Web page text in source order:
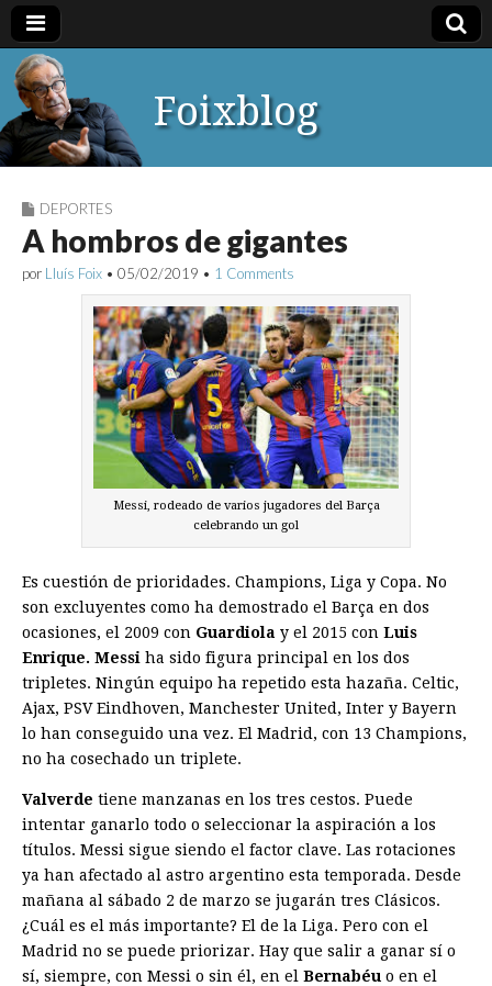
Foixblog
DEPORTES
A hombros de gigantes
por Lluís Foix • 05/02/2019 • 1 Comments
Messi, rodeado de varios jugadores del Barça
celebrando un gol
Es cuestión de prioridades. Champions, Liga y Copa. No
son excluyentes como ha demostrado el Barça en dos
ocasiones, el 2009 con Guardiola y el 2015 con Luis
Enrique. Messi ha sido figura principal en los dos
tripletes. Ningún equipo ha repetido esta hazaña. Celtic,
Ajax, PSV Eindhoven, Manchester United, Inter y Bayern
lo han conseguido una vez. El Madrid, con 13 Champions,
no ha cosechado un triplete.
Valverde tiene manzanas en los tres cestos. Puede
intentar ganarlo todo o seleccionar la aspiración a los
títulos. Messi sigue siendo el factor clave. Las rotaciones
ya han afectado al astro argentino esta temporada. Desde
mañana al sábado 2 de marzo se jugarán tres Clásicos.
¿Cuál es el más importante? El de la Liga. Pero con el
Madrid no se puede priorizar. Hay que salir a ganar sí o
sí, siempre, con Messi o sin él, en el Bernabéu o en el